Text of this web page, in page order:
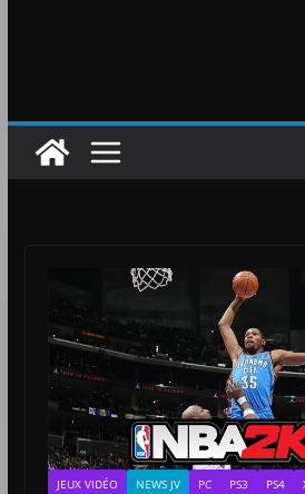
JEUX VIDÉO NEWS JV PC PS3 PS4